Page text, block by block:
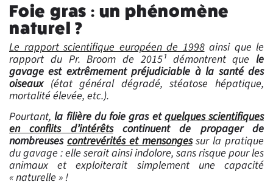
Foie gras : un phénomène
naturel ?
Le rapport scientifique européen de 1998ainsi que le
rapport du Pr. Broom de 2015¹ démontrent que le
gavage est extrêmement préjudiciable àla santé des
oiseaux(état général dégradé, stéatose hépatique,
mortalité élevée, etc.).
Pourtant,la filière du foie gras etquelques scientifiques
en conflits d’intérêtscontinuent de propager de
nombreusescontrevérités et mensongessur la pratique
du gavage : elle serait ainsi indolore, sans risque pour les
animaux et exploiterait simplement une capacité
«naturelle » !